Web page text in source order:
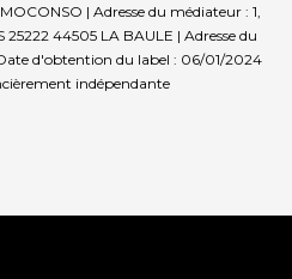
| Adresse du médiateur : 1,
44505 LA BAULE | Adresse du
d'obtention du label : 06/01/2024
indépendante